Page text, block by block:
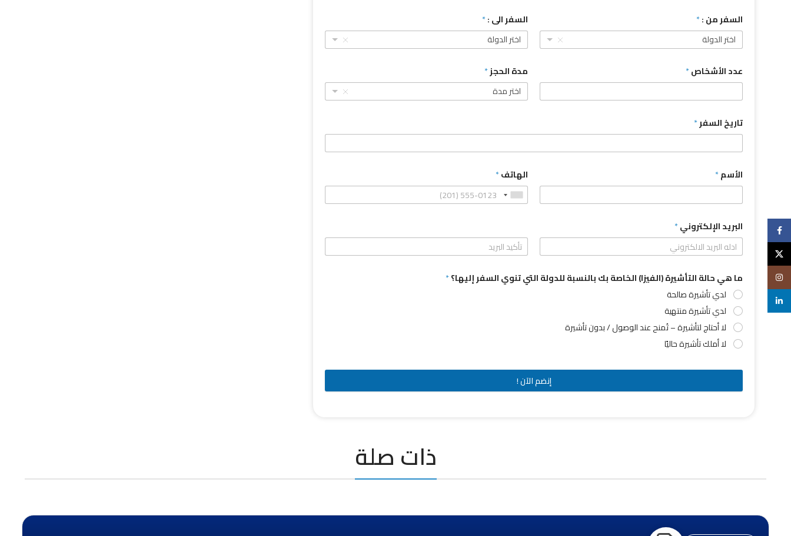
السفر من :*
اختر الدولة
السفر الى :*
اختر الدولة
عدد الأشخاص* مدة الحجز*
اختر مدة
تاريخ السفر*
الأسم* الهاتف*
البريد الإلكتروني*
ما هي حالة التأشيرة (الفيزا) الخاصة بك بالنسبة للدولة التي تنوي السفر إليها؟*
لدي تأشيرة صالحة
لدي تأشيرة منتهية
لا أحتاج لتأشيرة – تُمنح عند الوصول / بدون تأشيرة
لا أملك تأشيرة حاليًا
إنضم الآن !
ذات صلة
Facebook
Instagram
linkedin